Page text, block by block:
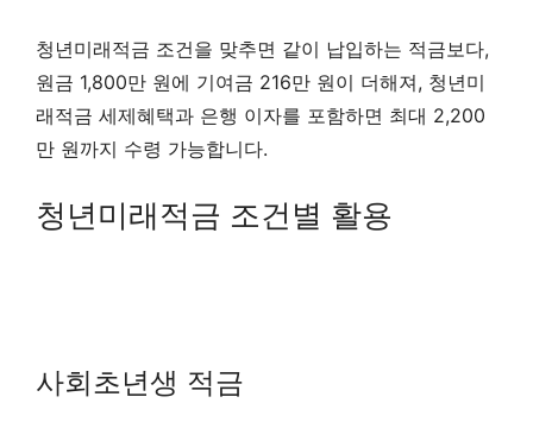
청년미래적금 조건을 맞추면 같이 납입하는 적금보다,
원금 1,800만 원에 기여금 216만 원이 더해져, 청년미
래적금 세제혜택과 은행 이자를 포함하면 최대 2,200
만 원까지 수령 가능합니다.
청년미래적금 조건별 활용
사회초년생 적금